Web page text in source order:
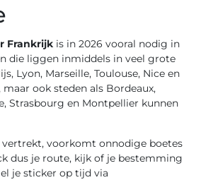
Frankrijk is in 2026 vooral nodig in
die liggen inmiddels in veel grote
Lyon, Marseille, Toulouse, Nice en
ook steden als Bordeaux,
Strasbourg en Montpellier kunnen
voorkomt onnodige boetes
dus je route, kijk of je bestemming
je sticker op tijd via